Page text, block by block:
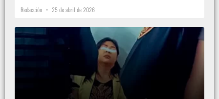
Redacción 25 de abril de 2026